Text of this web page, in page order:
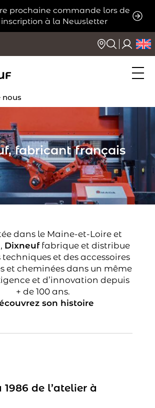
prochaine commande lors de
à la Newsletter
nous
fabricant français
dans le Maine-et-Loire et
Dixneuffabrique et distribue
techniques et des accessoires
et cheminées dans un même
et d’innovation depuis
+ de 100 ans.
son histoire
1986 de l’atelier à